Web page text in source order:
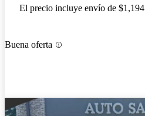
El precio incluye envío de $1,194
Buena oferta